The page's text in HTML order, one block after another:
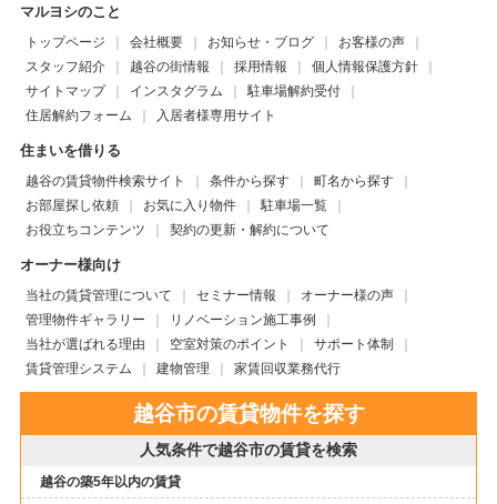
マルヨシのこと
トップページ 会社概要 お知らせ・ブログ
お客様の声
スタッフ紹介
越谷の街情報 採用情報
個人情報保護方針
サイトマップ
インスタグラム
駐車場解約受付
住居解約フォーム
入居者様専用サイト
住まいを借りる
越谷の賃貸物件検索サイト 条件から探す
町名から探す
お部屋探し依頼
お気に入り物件
駐車場一覧
お役立ちコンテンツ
契約の更新・解約について
オーナー様向け
当社の賃貸管理について セミナー情報
オーナー様の声
管理物件ギャラリー
リノベーション施工事例
当社が選ばれる理由
空室対策のポイント
サポート体制
賃貸管理システム
建物管理 家賃回収業務代行
越谷市の賃貸物件を探す
人気条件で越谷市の賃貸を検索
越谷の築5年以内の賃貸